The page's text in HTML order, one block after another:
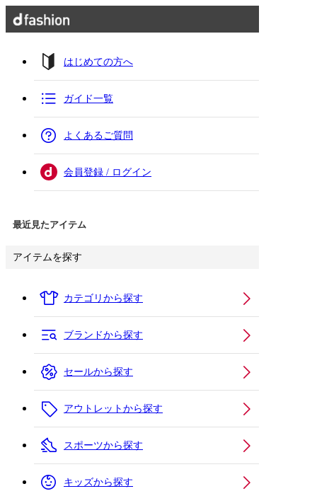
はじめての方へ
ガイド一覧
よくあるご質問
会員登録 / ログイン
最近見たアイテム
アイテムを探す
カテゴリから探す
ブランドから探す
セールから探す
アウトレットから探す
スポーツから探す
キッズから探す